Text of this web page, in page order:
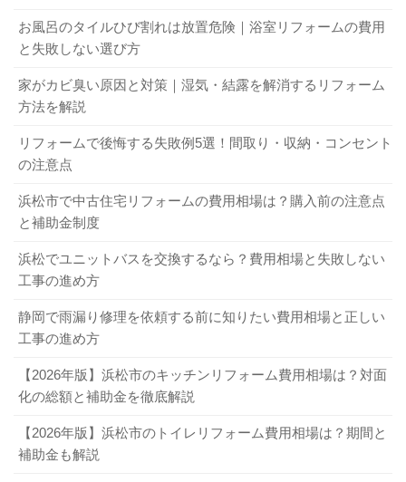
お風呂のタイルひび割れは放置危険｜浴室リフォームの費用
と失敗しない選び方
家がカビ臭い原因と対策｜湿気・結露を解消するリフォーム
方法を解説
リフォームで後悔する失敗例5選！間取り・収納・コンセント
の注意点
浜松市で中古住宅リフォームの費用相場は？購入前の注意点
と補助金制度
浜松でユニットバスを交換するなら？費用相場と失敗しない
工事の進め方
静岡で雨漏り修理を依頼する前に知りたい費用相場と正しい
工事の進め方
【2026年版】浜松市のキッチンリフォーム費用相場は？対面
化の総額と補助金を徹底解説
【2026年版】浜松市のトイレリフォーム費用相場は？期間と
補助金も解説